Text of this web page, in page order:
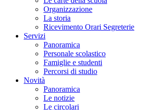
Organizzazione
La storia
Ricevimento Orari Segreterie
Servizi
Panoramica
Personale scolastico
Famiglie e studenti
Percorsi di studio
Novità
Panoramica
Le notizie
Le circolari